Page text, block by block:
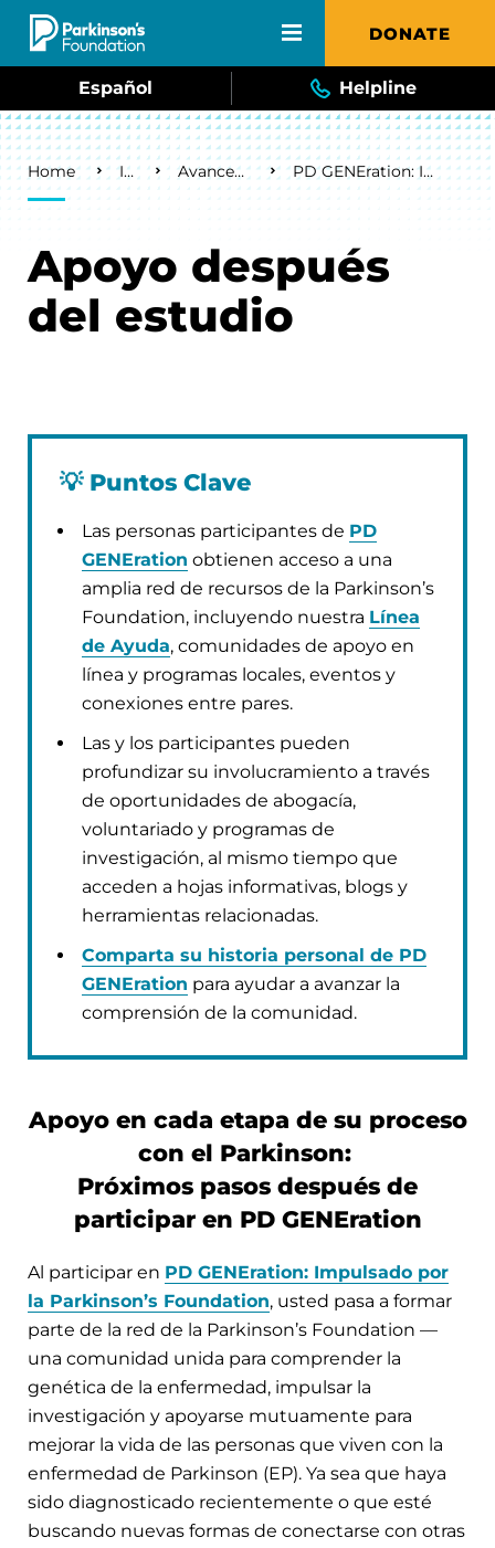
Skip to main content DONATE
Español Helpline
Breadcrumb
Home Inicio Avances de la investigación PD GENEration: Impulsado por la Parkinson’s Foundation
Apoyo después
del estudio
💡Puntos Clave
Las personas participantes de PD
GENEration obtienen acceso a una
amplia red de recursos de la Parkinson’s
Foundation, incluyendo nuestra Línea
de Ayuda, comunidades de apoyo en
línea y programas locales, eventos y
conexiones entre pares.
Las y los participantes pueden
profundizar su involucramiento a través
de oportunidades de abogacía,
voluntariado y programas de
investigación, al mismo tiempo que
acceden a hojas informativas, blogs y
herramientas relacionadas.
Comparta su historia personal de PD
GENEration para ayudar a avanzar la
comprensión de la comunidad.
Apoyo en cada etapa de su proceso
con el Parkinson:
Próximos pasos después de
participar en PD GENEration
Al participar en PD GENEration: Impulsado por
la Parkinson’s Foundation, usted pasa a formar
parte de la red de la Parkinson’s Foundation —
una comunidad unida para comprender la
genética de la enfermedad, impulsar la
investigación y apoyarse mutuamente para
mejorar la vida de las personas que viven con la
enfermedad de Parkinson (EP). Ya sea que haya
sido diagnosticado recientemente o que esté
buscando nuevas formas de conectarse con otras